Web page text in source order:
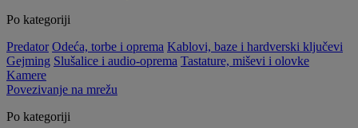
Po kategoriji
Predator Odeća, torbe i oprema Kablovi, baze i hardverski ključevi
Gejming Slušalice i audio-oprema Tastature, miševi i olovke
Kamere
Povezivanje na mrežu
Po kategoriji